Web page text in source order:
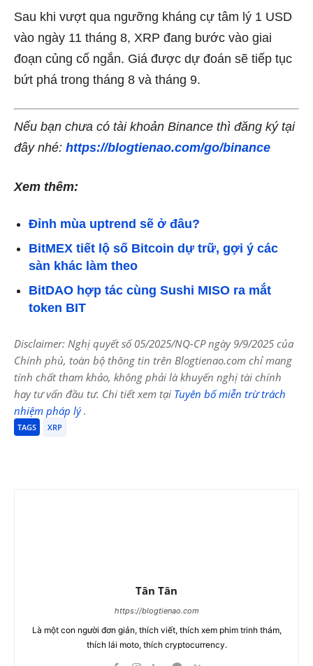
Sau khi vượt qua ngưỡng kháng cự tâm lý 1 USD
vào ngày 11 tháng 8, XRP đang bước vào giai
đoạn củng cố ngắn. Giá được dự đoán sẽ tiếp tục
bứt phá trong tháng 8 và tháng 9.
Nếu bạn chưa có tài khoản Binance thì đăng ký tại
đây nhé: https://blogtienao.com/go/binance
Xem thêm:
Đỉnh mùa uptrend sẽ ở đâu?
BitMEX tiết lộ số Bitcoin dự trữ, gợi ý các
sàn khác làm theo
BitDAO hợp tác cùng Sushi MISO ra mắt
token BIT
Disclaimer: Nghị quyết số 05/2025/NQ-CP ngày 9/9/2025 của
Chính phủ, toàn bộ thông tin trên Blogtienao.com chỉ mang
tính chất tham khảo, không phải là khuyến nghị tài chính
hay tư vấn đầu tư. Chi tiết xem tại Tuyên bố miễn trừ trách
nhiệm pháp lý.
TAGS XRP
Tân Tân
https://blogtienao.com
Là một con người đơn giản, thích viết, thích xem phim trinh thám,
thích lái moto, thích cryptocurrency.